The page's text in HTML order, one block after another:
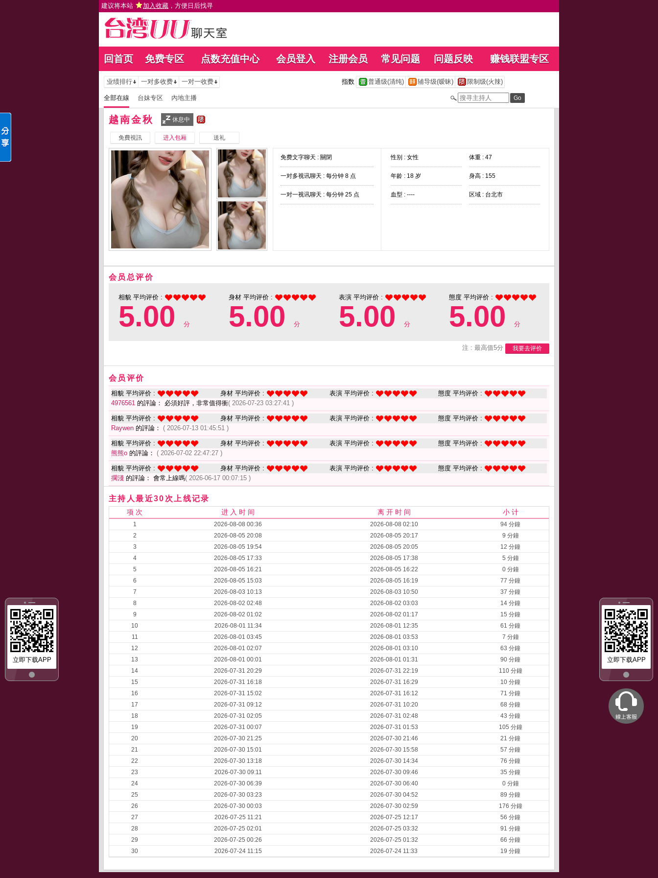
建议将本站 加入收藏 ，方便日后找寻
回首页 免费专区 点数充值中心 会员登入 注册会员 常见问题 问题反映 赚钱联盟专区
立即下载APP
立即下载APP
业绩排行 一对多收费 一对一收费 指数 普通级(清纯) 辅导级(暧昧) 限制级(火辣)
全部在線 台妹专区 內地主播
越南金秋 休息中
免費視訊 进入包厢 送礼
免费文字聊天 : 關閉
一对多视讯聊天 : 每分钟 8 点
一对一视讯聊天 : 每分钟 25 点
性别 : 女性 体重 : 47
年龄 : 18 岁 身高 : 155
血型 : ---- 区域 : 台北市
会员总评价
相貌 平均评价 :
5.00 分
身材 平均评价 :
5.00 分
表演 平均评价 :
5.00 分
態度 平均评价 :
5.00 分
注 : 最高值5分 我要去评价
会员评价
相貌 平均评价 : 身材 平均评价 : 表演 平均评价 :
態度 平均评价 :
4976561 的評論： 必須好評，非常值得衝( 2026-07-23 03:27:41 )
相貌 平均评价 : 身材 平均评价 : 表演 平均评价 :
態度 平均评价 :
Raywen 的評論： ( 2026-07-13 01:45:51 )
相貌 平均评价 : 身材 平均评价 : 表演 平均评价 :
態度 平均评价 :
熊熊o 的評論： ( 2026-07-02 22:47:27 )
相貌 平均评价 : 身材 平均评价 : 表演 平均评价 :
態度 平均评价 :
擱淺 的評論： 會常上線嗎( 2026-06-17 00:07:15 )
主持人最近30次上线记录
项 次 进 入 时 间 离 开 时 间 小 计
1 2026-08-08 00:36 2026-08-08 02:10
94 分鐘
2
2026-08-05 20:08 2026-08-05 20:17
9 分鐘
3
2026-08-05 19:54 2026-08-05 20:05
12 分鐘
4
2026-08-05 17:33 2026-08-05 17:38
5 分鐘
5
2026-08-05 16:21 2026-08-05 16:22
0 分鐘
6
2026-08-05 15:03 2026-08-05 16:19
77 分鐘
7
2026-08-03 10:13 2026-08-03 10:50
37 分鐘
8
2026-08-02 02:48 2026-08-02 03:03
14 分鐘
9
2026-08-02 01:02 2026-08-02 01:17
15 分鐘
10
2026-08-01 11:34 2026-08-01 12:35
61 分鐘
11
2026-08-01 03:45 2026-08-01 03:53
7 分鐘
12
2026-08-01 02:07 2026-08-01 03:10
63 分鐘
13
2026-08-01 00:01 2026-08-01 01:31
90 分鐘
14
2026-07-31 20:29 2026-07-31 22:19
110 分鐘
15
2026-07-31 16:18 2026-07-31 16:29
10 分鐘
16
2026-07-31 15:02 2026-07-31 16:12
71 分鐘
17
2026-07-31 09:12 2026-07-31 10:20
68 分鐘
18
2026-07-31 02:05 2026-07-31 02:48
43 分鐘
19
2026-07-31 00:07 2026-07-31 01:53
105 分鐘
20
2026-07-30 21:25 2026-07-30 21:46
21 分鐘
21
2026-07-30 15:01 2026-07-30 15:58
57 分鐘
22
2026-07-30 13:18 2026-07-30 14:34
76 分鐘
23
2026-07-30 09:11 2026-07-30 09:46
35 分鐘
24
2026-07-30 06:39 2026-07-30 06:40
0 分鐘
25
2026-07-30 03:23 2026-07-30 04:52
89 分鐘
26
2026-07-30 00:03 2026-07-30 02:59
176 分鐘
27
2026-07-25 11:21 2026-07-25 12:17
56 分鐘
28
2026-07-25 02:01 2026-07-25 03:32
91 分鐘
29
2026-07-25 00:26 2026-07-25 01:32
66 分鐘
30
2026-07-24 11:15 2026-07-24 11:33 19 分鐘